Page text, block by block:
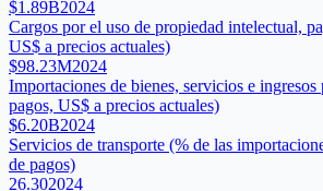
$1.89B2024
Cargos por el uso de propiedad intelectual,
US$ a precios actuales)
$98.23M2024
Importaciones de bienes, servicios e
pagos, US$ a precios actuales)
$6.20B2024
Servicios de transporte (% de las
de pagos)
26.302024